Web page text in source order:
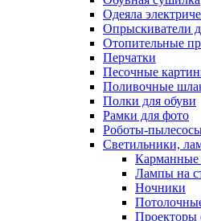
Одеяла
Опрыскиватели
Отопительные
Перчатки
Песочные
Поливочные
Полки для обуви
Рамки для фото
Роботы-
Светильники,
Карманные
Лампы на
Ночники
Проекторы